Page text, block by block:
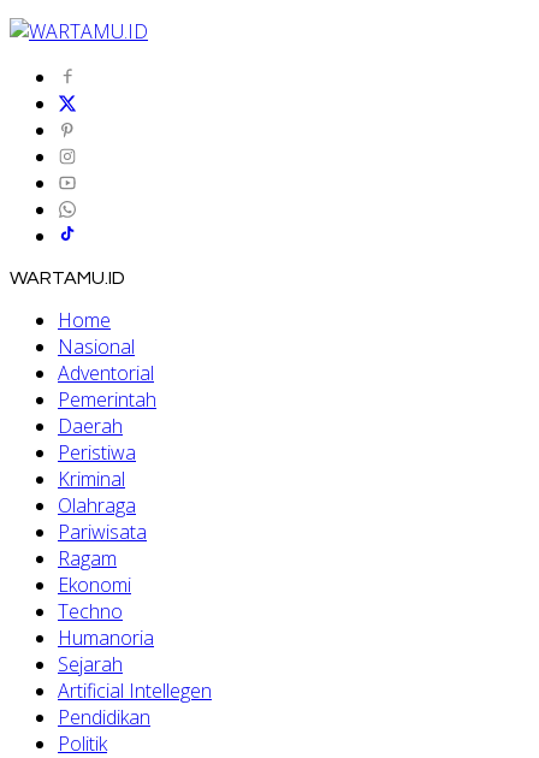
WARTAMU.ID
Home
Nasional
Adventorial
Pemerintah
Daerah
Peristiwa
Kriminal
Olahraga
Pariwisata
Ragam
Ekonomi
Techno
Humanoria
Sejarah
Artificial Intellegen
Pendidikan
Politik